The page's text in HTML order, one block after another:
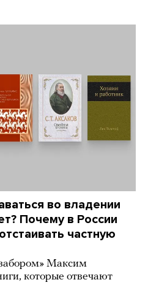
во владении
Почему в России
частную
Максим
которые отвечают